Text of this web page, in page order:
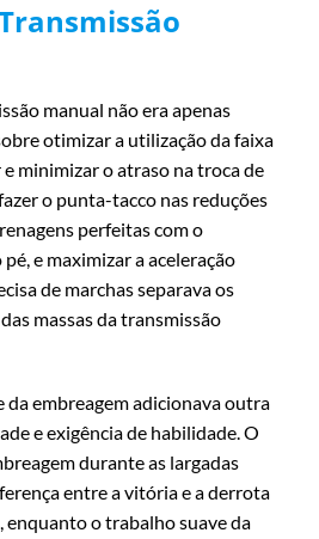
manual não era apenas
otimizar a utilização da faixa
minimizar o atraso na troca de
o punta-tacco nas reduções
perfeitas com o
e maximizar a aceleração
de marchas separava os
massas da transmissão
da embreagem adicionava outra
e exigência de habilidade. O
durante as largadas
entre a vitória e a derrota
enquanto o trabalho suave da